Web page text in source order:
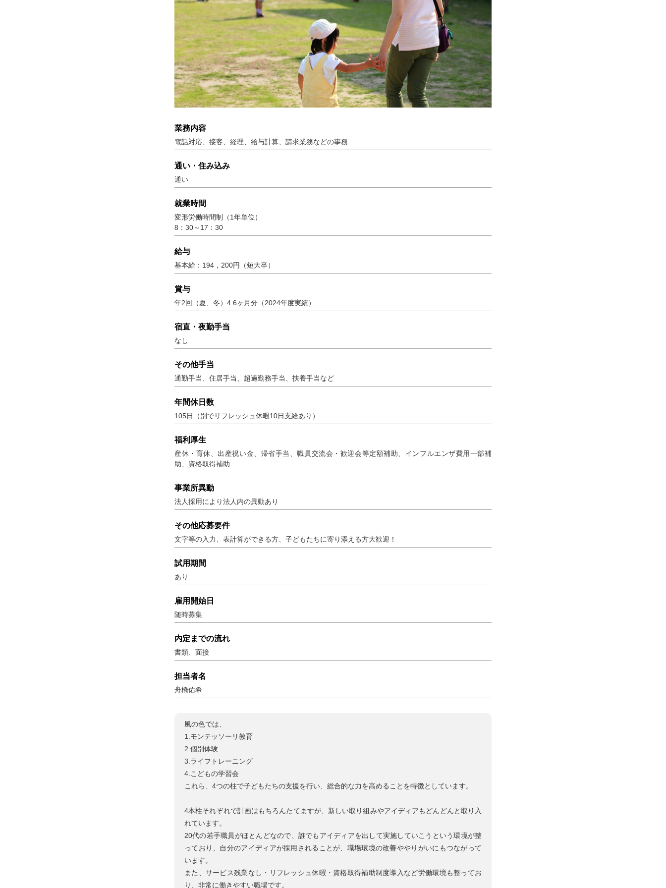
業務内容
電話対応、接客、経理、給与計算、請求業務などの事務
通い・住み込み
通い
就業時間
変形労働時間制（1年単位）
8：30～17：30
給与
基本給：194，200円（短大卒）
賞与
年2回（夏、冬）4.6ヶ月分（2024年度実績）
宿直・夜勤手当
なし
その他手当
通勤手当、住居手当、超過勤務手当、扶養手当など
年間休日数
105日（別でリフレッシュ休暇10日支給あり）
福利厚生
産休・育休、出産祝い金、帰省手当、職員交流会・歓迎会等定額補助、インフルエンザ費用一部補
助、資格取得補助
事業所異動
法人採用により法人内の異動あり
その他応募要件
文字等の入力、表計算ができる方、子どもたちに寄り添える方大歓迎！
試用期間
あり
雇用開始日
随時募集
内定までの流れ
書類、面接
担当者名
舟橋佑希
風の色では、
1.モンテッソーリ教育
2.個別体験
3.ライフトレーニング
4.こどもの学習会
これら、4つの柱で子どもたちの支援を行い、総合的な力を高めることを特徴としています。
4本柱それぞれで計画はもちろんたてますが、新しい取り組みやアイディアもどんどんと取り入
れています。
20代の若手職員がほとんどなので、誰でもアイディアを出して実施していこうという環境が整
っており、自分のアイディアが採用されることが、職場環境の改善ややりがいにもつながって
います。
また、サービス残業なし・リフレッシュ休暇・資格取得補助制度導入など労働環境も整ってお
り、非常に働きやすい職場です。